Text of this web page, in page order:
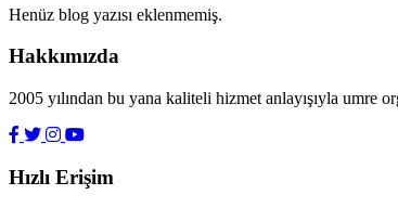
Henüz blog yazısı eklenmemiş.
Hakkımızda
2005 yılından bu yana kaliteli hizmet anlayışıyla
Hızlı Erişim